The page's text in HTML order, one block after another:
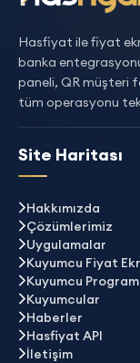
Hasfiyat ile fiyat
banka
paneli, QR müşteri
tüm operasyonu
Site Haritası
Hakkımızda
Çözümlerimiz
Uygulamalar
Kuyumcu Fiyat
Kuyumcu
Kuyumcular
Haberler
Hasfiyat API
İletişim